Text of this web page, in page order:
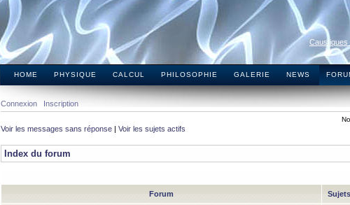
Caustiques
HOME PHYSIQUE CALCUL PHILOSOPHIE GALERIE NEWS
Connexion Inscription
Voir les messages sans réponse | Voir les sujets actifs
Index du forum
Forum Sujets